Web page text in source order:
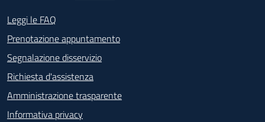
Footer - Contatti
Leggi le FAQ
Prenotazione appuntamento
Segnalazione disservizio
Richiesta d'assistenza
Amministrazione trasparente
Informativa privacy